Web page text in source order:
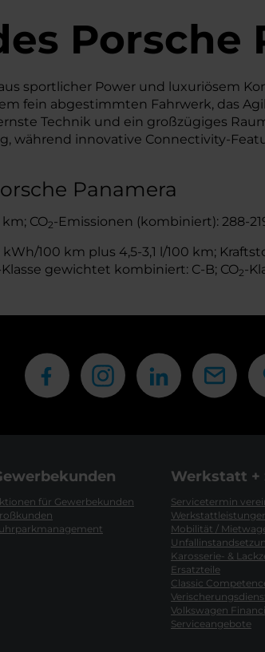
Porsche
sportlicher Power und luxuriösem
fein abgestimmten Fahrwerk, das
Technik und ein großzügiges
während innovative Connectivity-
Panamera
CO2-Emissionen (kombiniert): 288-
100 km plus 4,5-3,1 l/100 km;
gewichtet kombiniert: C-B; CO2-
für Gewerbekunden
Werkstatt +
Servicetermin
Mobilität /
Karosserie- &
Ersatzteile
Classic
Volkswagen
Serviceangebote